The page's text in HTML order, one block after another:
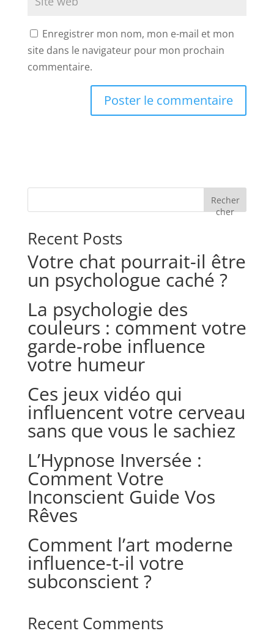
Enregistrer mon nom, mon e-mail et mon
site dans le navigateur pour mon prochain
commentaire.
Recher
cher
Recent Posts
Votre chat pourrait-il être
un psychologue caché ?
La psychologie des
couleurs : comment votre
garde-robe influence
votre humeur
Ces jeux vidéo qui
influencent votre cerveau
sans que vous le sachiez
L’Hypnose Inversée :
Comment Votre
Inconscient Guide Vos
Rêves
Comment l’art moderne
influence-t-il votre
subconscient ?
Recent Comments